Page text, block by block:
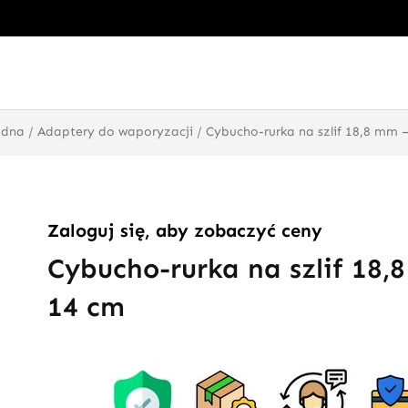
/ Adaptery do waporyzacji / Cybucho-rurka na szlif 18,8 mm
Zaloguj się, aby zobaczyć ceny
Cybucho-rurka na szlif
14 cm